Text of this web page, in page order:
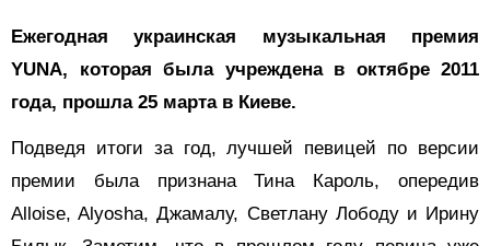
Ежегодная украинская музыкальная премия
YUNA, которая была учреждена в октябре 2011
года, прошла 25 марта в Киеве.
Подведя итоги за год, лучшей певицей по версии
премии была признана Тина Кароль, опередив
Alloise, Alyosha, Джамалу, Светлану Лободу и Ирину